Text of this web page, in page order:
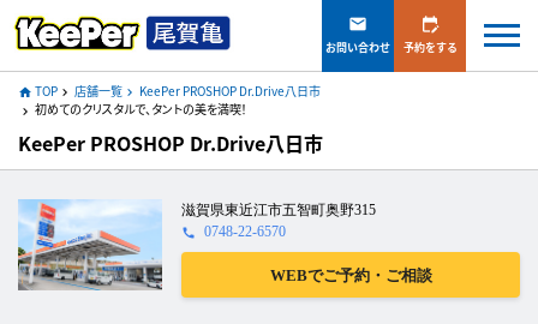
mail
お問い合わせ
edit_calendar
予約をする
home TOP navigate_next 店舗一覧 navigate_next KeePer PROSHOP Dr.Drive八日市
navigate_next 初めてのクリスタルで、タントの美を満喫！
KeePer PROSHOP Dr.Drive八日市
滋賀県東近江市五智町奥野315
call 0748-22-6570
WEBでご予約・ご相談